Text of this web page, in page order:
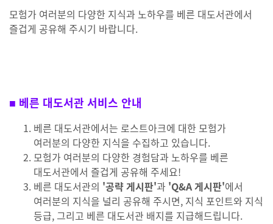
모험가 여러분의 다양한 지식과 노하우를 베른 대도서관에서
즐겁게 공유해 주시기 바랍니다.
■ 베른 대도서관 서비스 안내
베른 대도서관에서는 로스트아크에 대한 모험가
여러분의 다양한 지식을 수집하고 있습니다.
모험가 여러분의 다양한 경험담과 노하우를 베른
대도서관에서 즐겁게 공유해 주세요!
베른 대도서관의 '공략 게시판'과 'Q&A 게시판'에서
여러분의 지식을 널리 공유해 주시면, 지식 포인트와 지식
등급, 그리고 베른 대도서관 배지를 지급해드립니다.